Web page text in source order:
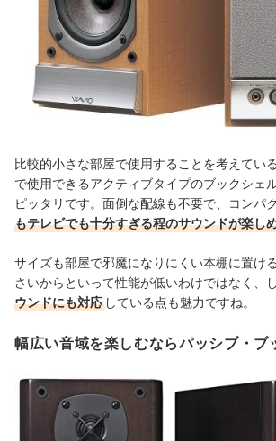
比較的小さな部屋で使用することを考えてい
で使用できるアクティブタイプのブックシェ
ピッタリです。面倒な配線も不要で、コンパ
もテレビでも十分すぎる程のサウンドが楽し
サイズも部屋で邪魔になりにくい本棚に置け
さいからといって性能が低いわけではなく、
ウンドにも対応 している点も魅力ですね。
幅広い音域を楽しむならパッシブ・ブ